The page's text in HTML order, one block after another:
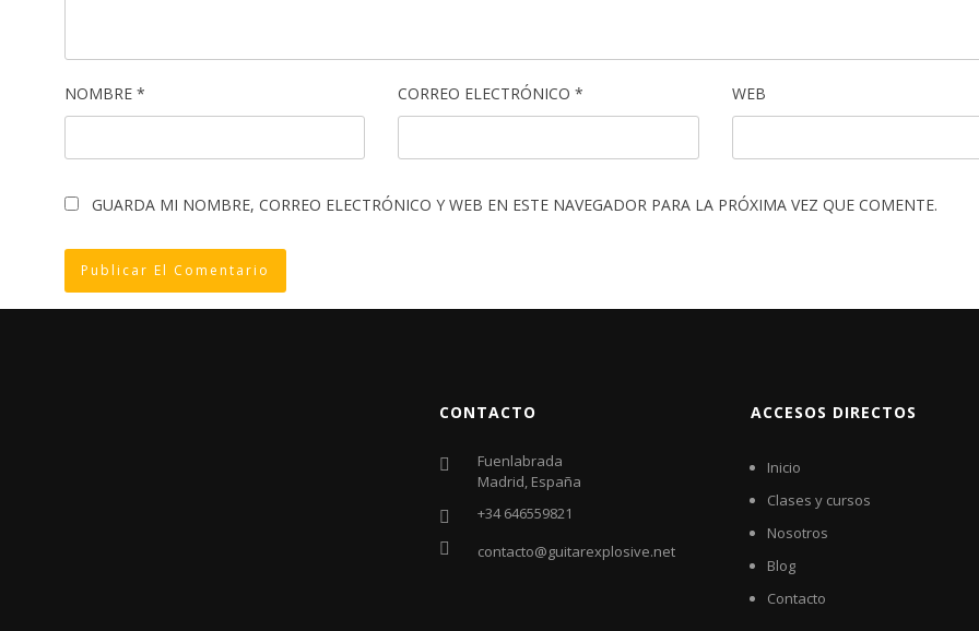
NOMBRE * CORREO ELECTRÓNICO* WEB
GUARDA MI NOMBRE, CORREO ELECTRÓNICO Y WEB EN ESTE NAVEGADOR PARA LA PRÓXIMA VEZ QUE COMENTE.
CONTACTO
Fuenlabrada
Madrid, España
+34 646559821
contacto@guitarexplosive.net
ACCESOS DIRECTOS
Inicio
Clases y cursos
Nosotros
Blog
Contacto